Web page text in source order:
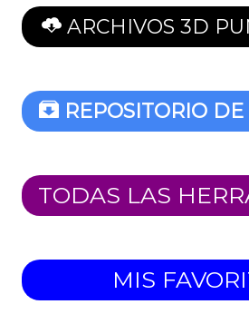
ARCHIVOS 3D
REPOSITORIO
TODAS LAS
MIS